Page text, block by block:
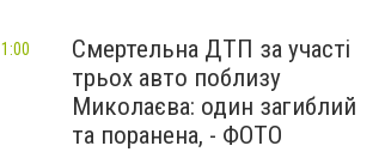
Смертельна ДТП за участі
трьох авто поблизу
Миколаєва: один загиблий
та поранена, - ФОТО